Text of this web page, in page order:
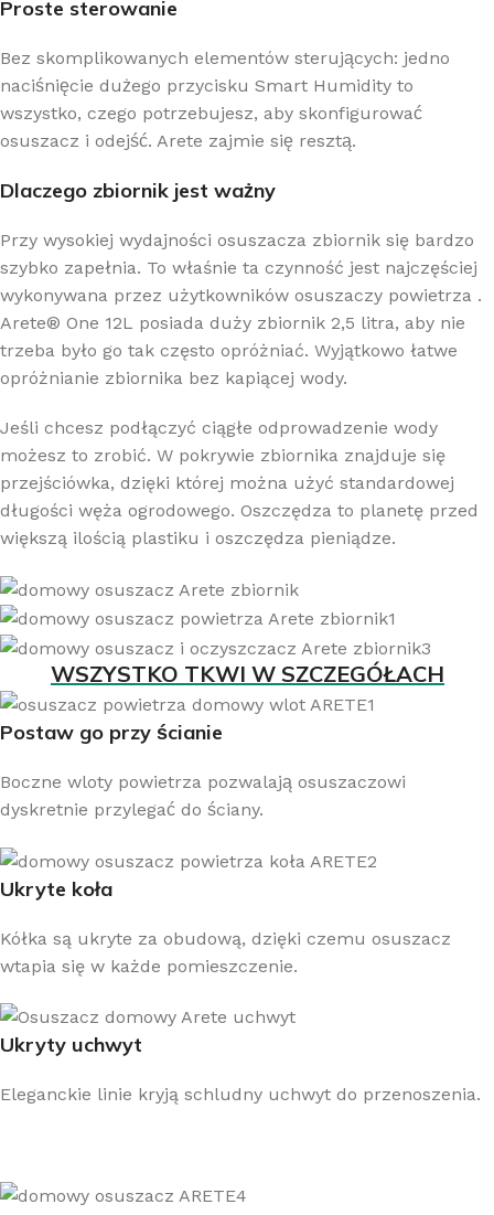
Proste sterowanie
Bez skomplikowanych elementów sterujących: jedno
naciśnięcie dużego przycisku Smart Humidity to
wszystko, czego potrzebujesz, aby skonfigurować
osuszacz i odejść. Arete zajmie się resztą.
Dlaczego zbiornik jest ważny
Przy wysokiej wydajności osuszacza zbiornik się bardzo
szybko zapełnia. To właśnie ta czynność jest najczęściej
wykonywana przez użytkowników osuszaczy powietrza .
Arete® One 12L posiada duży zbiornik 2,5 litra, aby nie
trzeba było go tak często opróżniać. Wyjątkowo łatwe
opróżnianie zbiornika bez kapiącej wody.
Jeśli chcesz podłączyć ciągłe odprowadzenie wody
możesz to zrobić. W pokrywie zbiornika znajduje się
przejściówka, dzięki której można użyć standardowej
długości węża ogrodowego. Oszczędza to planetę przed
większą ilością plastiku i oszczędza pieniądze.
WSZYSTKO TKWI W SZCZEGÓŁACH
Postaw go przy ścianie
Boczne wloty powietrza pozwalają osuszaczowi
dyskretnie przylegać do ściany.
Ukryte koła
Kółka są ukryte za obudową, dzięki czemu osuszacz
wtapia się w każde pomieszczenie.
Ukryty uchwyt
Eleganckie linie kryją schludny uchwyt do przenoszenia.